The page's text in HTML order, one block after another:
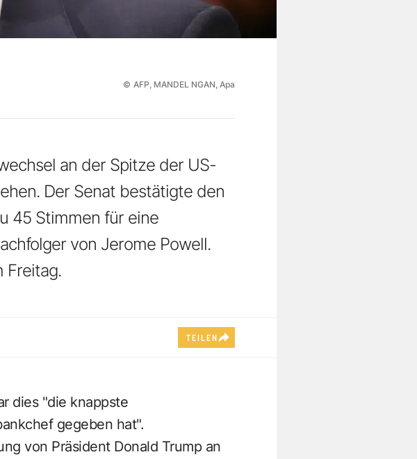
© AFP, MANDEL NGAN, Apa
an der Spitze der US-
Der Senat bestätigte den
45 Stimmen für eine
von Jerome Powell.
Freitag.
TEILEN
dies "die knappste
gegeben hat".
von Präsident Donald Trump an